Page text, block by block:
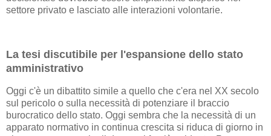
settore privato e lasciato alle interazioni volontarie.
La tesi discutibile per l'espansione dello stato
amministrativo
Oggi c'è un dibattito simile a quello che c'era nel XX secolo
sul pericolo o sulla necessità di potenziare il braccio
burocratico dello stato. Oggi sembra che la necessità di un
apparato normativo in continua crescita si riduca di giorno in